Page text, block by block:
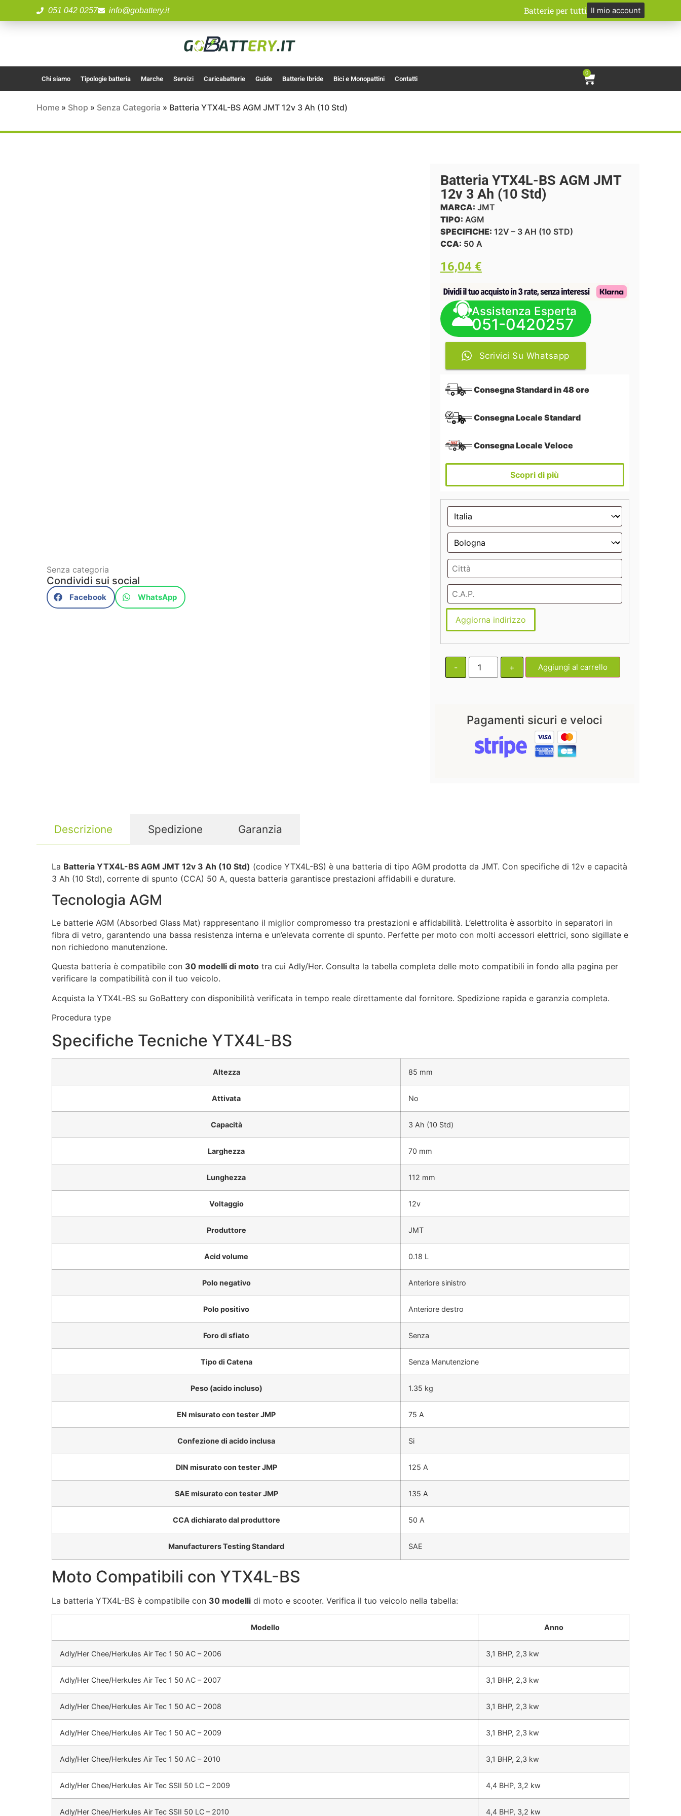
051 042 0257 info@gobattery.it Batterie per tutti Il mio account
Chi siamo Tipologie batteria Marche Servizi Caricabatterie Guide Batterie Ibride Bici e Monopattini Contatti
0
Home » Shop » Senza Categoria » Batteria YTX4L-BS AGM JMT 12v 3 Ah (10 Std)
Senza categoria
Condividi sui social
Facebook WhatsApp
Batteria YTX4L-BS AGM JMT
12v 3 Ah (10 Std)
MARCA: JMT
TIPO: AGM
SPECIFICHE: 12V – 3 AH (10 STD)
CCA: 50 A
16,04 €
Assistenza Esperta
051-0420257
Scrivici Su Whatsapp
Consegna Standard in 48 ore
Consegna Locale Standard
Consegna Locale Veloce
Scopri di più
Aggiorna indirizzo
- + Aggiungi al carrello
Pagamenti sicuri e veloci
Descrizione Spedizione Garanzia
La Batteria YTX4L-BS AGM JMT 12v 3 Ah (10 Std) (codice YTX4L-BS) è una batteria di tipo AGM prodotta da JMT. Con specifiche di 12v e capacità
3 Ah (10 Std), corrente di spunto (CCA) 50 A, questa batteria garantisce prestazioni affidabili e durature.
Tecnologia AGM
Le batterie AGM (Absorbed Glass Mat) rappresentano il miglior compromesso tra prestazioni e affidabilità. L’elettrolita è assorbito in separatori in
fibra di vetro, garantendo una bassa resistenza interna e un’elevata corrente di spunto. Perfette per moto con molti accessori elettrici, sono sigillate e
non richiedono manutenzione.
Questa batteria è compatibile con 30 modelli di moto tra cui Adly/Her. Consulta la tabella completa delle moto compatibili in fondo alla pagina per
verificare la compatibilità con il tuo veicolo.
Acquista la YTX4L-BS su GoBattery con disponibilità verificata in tempo reale direttamente dal fornitore. Spedizione rapida e garanzia completa.
Procedura type
Specifiche Tecniche YTX4L-BS
Altezza 85 mm
Attivata No
Capacità 3 Ah (10 Std)
Larghezza 70 mm
Lunghezza 112 mm
Voltaggio 12v
Produttore JMT
Acid volume 0.18 L
Polo negativo Anteriore sinistro
Polo positivo Anteriore destro
Foro di sfiato Senza
Tipo di Catena Senza Manutenzione
Peso (acido incluso) 1.35 kg
EN misurato con tester JMP 75 A
Confezione di acido inclusa Si
DIN misurato con tester JMP 125 A
SAE misurato con tester JMP 135 A
CCA dichiarato dal produttore 50 A
Manufacturers Testing Standard SAE
Moto Compatibili con YTX4L-BS
La batteria YTX4L-BS è compatibile con 30 modelli di moto e scooter. Verifica il tuo veicolo nella tabella:
Modello Anno
Adly/Her Chee/Herkules Air Tec 1 50 AC – 2006 3,1 BHP, 2,3 kw
Adly/Her Chee/Herkules Air Tec 1 50 AC – 2007 3,1 BHP, 2,3 kw
Adly/Her Chee/Herkules Air Tec 1 50 AC – 2008 3,1 BHP, 2,3 kw
Adly/Her Chee/Herkules Air Tec 1 50 AC – 2009 3,1 BHP, 2,3 kw
Adly/Her Chee/Herkules Air Tec 1 50 AC – 2010 3,1 BHP, 2,3 kw
Adly/Her Chee/Herkules Air Tec SSII 50 LC – 2009 4,4 BHP, 3,2 kw
Adly/Her Chee/Herkules Air Tec SSII 50 LC – 2010 4,4 BHP, 3,2 kw